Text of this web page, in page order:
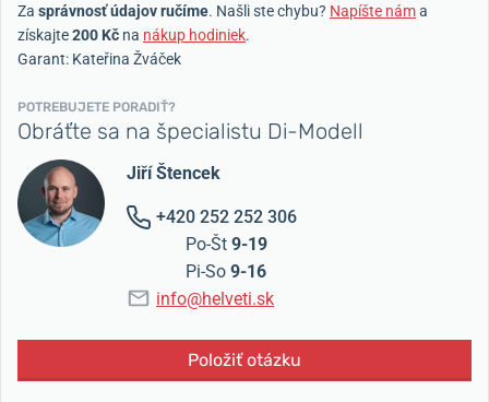
Za správnosť údajov ručíme. Našli ste chybu? Napíšte náma
získajte200 Kč na nákup hodiniek.
Garant: Kateřina Žváček
POTREBUJETE PORADIŤ?
Obráťte sa na špecialistu Di-Modell
Jiří Štencek
+420 252 252 306
Po-Št 9-19
Pi-So 9-16
info@helveti.sk
Položiť otázku